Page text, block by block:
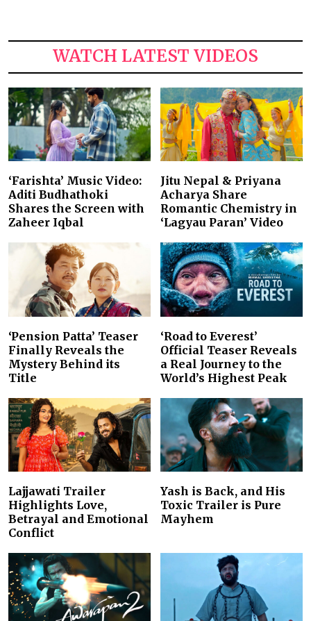
WATCH LATEST VIDEOS
‘Farishta’ Music Video:
Aditi Budhathoki
Shares the Screen with
Zaheer Iqbal
Jitu Nepal & Priyana
Acharya Share
Romantic Chemistry in
‘Lagyau Paran’ Video
‘Pension Patta’ Teaser
Finally Reveals the
Mystery Behind its
Title
‘Road to Everest’
Official Teaser Reveals
a Real Journey to the
World’s Highest Peak
Lajjawati Trailer
Highlights Love,
Betrayal and Emotional
Conflict
Yash is Back, and His
Toxic Trailer is Pure
Mayhem